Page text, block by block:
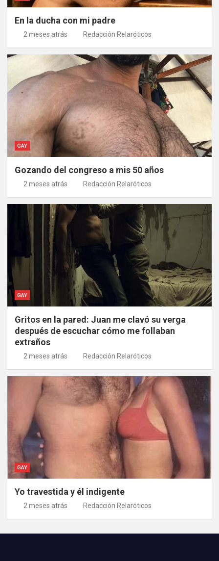
En la ducha con mi padre
2 meses atrás Redacción Relaróticos
GAY
Gozando del congreso a mis 50 años
2 meses atrás Redacción Relaróticos
GAY
Gritos en la pared: Juan me clavó su verga
después de escuchar cómo me follaban
extraños
2 meses atrás Redacción Relaróticos
GAY
Yo travestida y él indigente
2 meses atrás Redacción Relaróticos